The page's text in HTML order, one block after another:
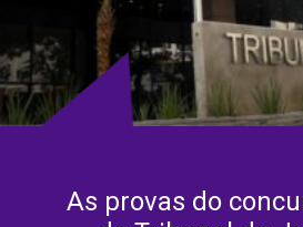
As provas do